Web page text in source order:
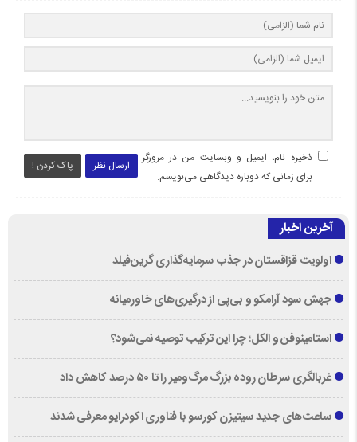
ارسال نظر پاک کردن !
ذخیره نام، ایمیل و وبسایت من در مرورگر
برای زمانی که دوباره دیدگاهی می‌نویسم.
آخرین اخبار
اولویت قزاقستان در جذب سرمایه‌گذاری گرین‌فیلد
جهش سود آرامکو و بی‌پی از درگیری‌های خاورمیانه
استامینوفن و الکل؛ چرا این ترکیب توصیه نمی‌شود؟
غربالگری سرطان روده بزرگ مرگ‌ومیر را تا ۵۰ درصد کاهش داد
ساعت‌های جدید سیتیزن کورسو با فناوری اکودرایو معرفی شدند